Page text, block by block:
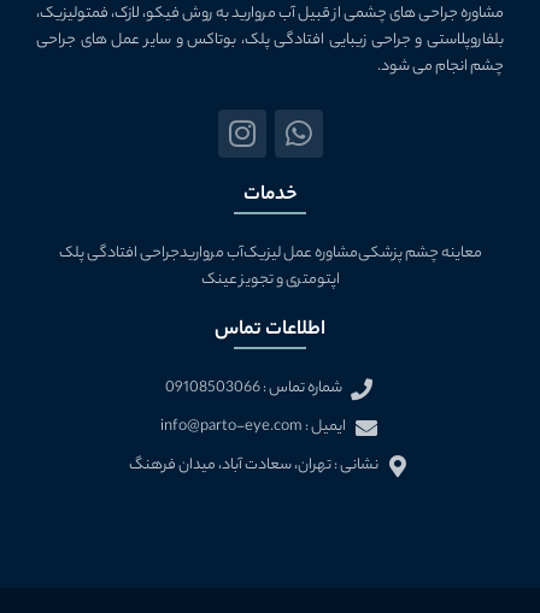
مشاوره جراحی­ های چشمی از قبیل آب مروارید به روش فیکو، لازک، فمتولیزیک،
بلفاروپلاستی و جراحی زیبایی افتادگی پلک، بوتاکس و سایر عمل های جراحی
چشم انجام می شود.
W
h
a
t
s
a
p
p
I
n
t
a
g
r
a
m
خدمات
معاینه چشم پزشکیمشاوره عمل لیزیکآب مرواریدجراحی افتادگی پلک
اپتومتری و تجویز عینک
اطلاعات تماس
شماره تماس : 09108503066
ایمیل : info@parto-eye.com
نشانی : تهران، سعادت آباد، ميدان فرهنگ